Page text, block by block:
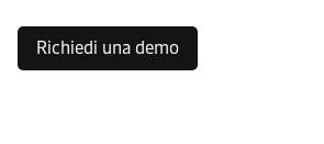
Richiedi una demo